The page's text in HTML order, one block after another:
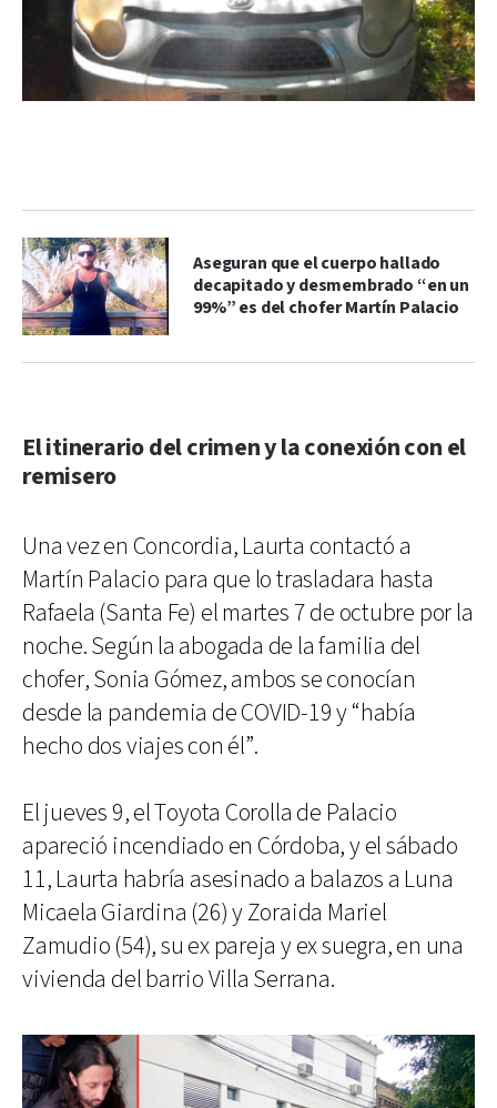
Aseguran que el cuerpo hallado
decapitado y desmembrado “en un
99%” es del chofer Martín Palacio
El itinerario del crimen y la conexión con el
remisero
Una vez en Concordia, Laurta contactó a
Martín Palacio para que lo trasladara hasta
Rafaela (Santa Fe) el martes 7 de octubre por la
noche. Según la abogada de la familia del
chofer, Sonia Gómez, ambos se conocían
desde la pandemia de COVID-19 y “había
hecho dos viajes con él”.
El jueves 9, el Toyota Corolla de Palacio
apareció incendiado en Córdoba, y el sábado
11, Laurta habría asesinado a balazos a Luna
Micaela Giardina (26) y Zoraida Mariel
Zamudio (54), su ex pareja y ex suegra, en una
vivienda del barrio Villa Serrana.